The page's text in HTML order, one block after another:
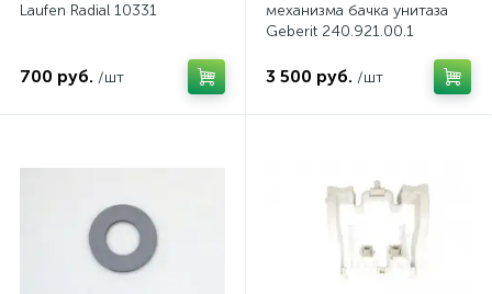
Laufen Radial 10331
700 руб. /шт
механизма бачка унитаза
Geberit 240.921.00.1
3 500 руб. /шт